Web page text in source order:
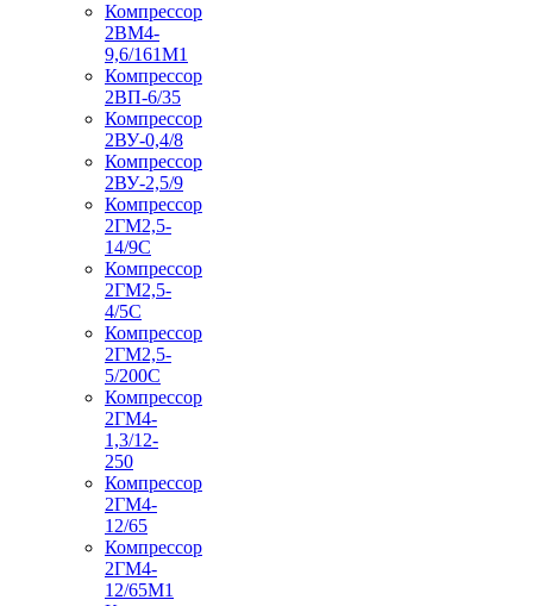
Компрессор
2ВМ4-
9,6/161М1
Компрессор
2ВП-6/35
Компрессор
2ВУ-0,4/8
Компрессор
2ВУ-2,5/9
Компрессор
2ГМ2,5-
14/9С
Компрессор
2ГМ2,5-
4/5С
Компрессор
2ГМ2,5-
5/200С
Компрессор
2ГМ4-
1,3/12-
250
Компрессор
2ГМ4-
12/65
Компрессор
2ГМ4-
12/65М1